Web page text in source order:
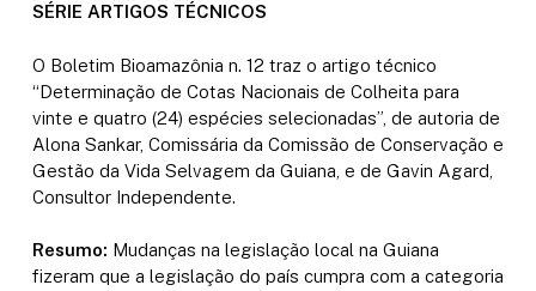
SÉRIE ARTIGOS TÉCNICOS
O Boletim Bioamazônia n. 12 traz o artigo técnico
“Determinação de Cotas Nacionais de Colheita para
vinte e quatro (24) espécies selecionadas”, de autoria de
Alona Sankar, Comissária da Comissão de Conservação e
Gestão da Vida Selvagem da Guiana, e de Gavin Agard,
Consultor Independente.
Resumo: Mudanças na legislação local na Guiana
fizeram que a legislação do país cumpra com a categoria